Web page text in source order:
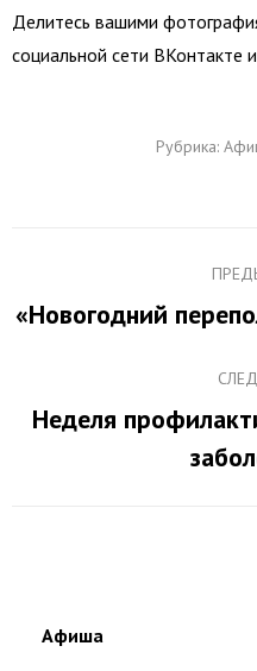
Делитесь вашими
социальной сети ВКонтакте
Рубрика:
по
«Новогодний
Неделя
Афиша